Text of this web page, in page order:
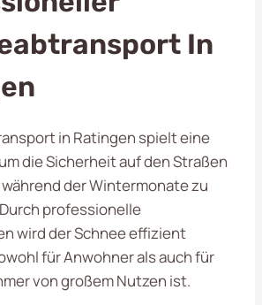
In
in Ratingen spielt eine
die Sicherheit auf den Straßen
der Wintermonate zu
professionelle
wird der Schnee effizient
für Anwohner als auch für
von großem Nutzen ist.